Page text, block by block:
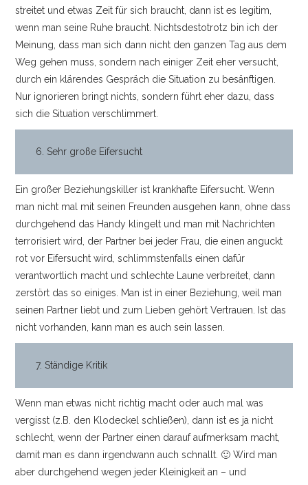
streitet und etwas Zeit für sich braucht, dann ist es legitim,
wenn man seine Ruhe braucht. Nichtsdestotrotz bin ich der
Meinung, dass man sich dann nicht den ganzen Tag aus dem
Weg gehen muss, sondern nach einiger Zeit eher versucht,
durch ein klärendes Gespräch die Situation zu besänftigen.
Nur ignorieren bringt nichts, sondern führt eher dazu, dass
sich die Situation verschlimmert.
6. Sehr große Eifersucht
Ein großer Beziehungskiller ist krankhafte Eifersucht. Wenn
man nicht mal mit seinen Freunden ausgehen kann, ohne dass
durchgehend das Handy klingelt und man mit Nachrichten
terrorisiert wird, der Partner bei jeder Frau, die einen anguckt
rot vor Eifersucht wird, schlimmstenfalls einen dafür
verantwortlich macht und schlechte Laune verbreitet, dann
zerstört das so einiges. Man ist in einer Beziehung, weil man
seinen Partner liebt und zum Lieben gehört Vertrauen. Ist das
nicht vorhanden, kann man es auch sein lassen.
7. Ständige Kritik
Wenn man etwas nicht richtig macht oder auch mal was
vergisst (z.B. den Klodeckel schließen), dann ist es ja nicht
schlecht, wenn der Partner einen darauf aufmerksam macht,
damit man es dann irgendwann auch schnallt. 🙂 Wird man
aber durchgehend wegen jeder Kleinigkeit an – und